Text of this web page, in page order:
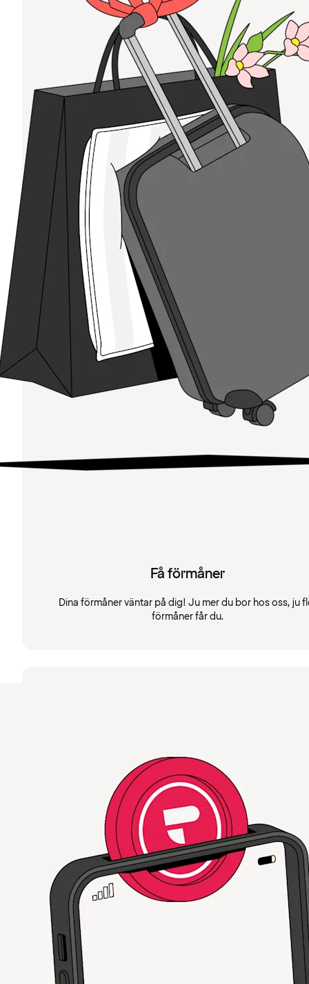
Få förmåner
Dina förmåner väntar på dig! Ju mer du bor hos oss, ju
förmåner får du.